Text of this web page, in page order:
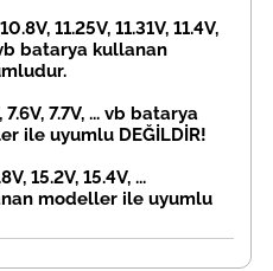
11.25V, 11.31V, 11.4V,
vb batarya kullanan
7.7V, ... vb batarya
ile uyumlu DEĞİLDİR!
15.2V, 15.4V, ...
modeller ile uyumlu